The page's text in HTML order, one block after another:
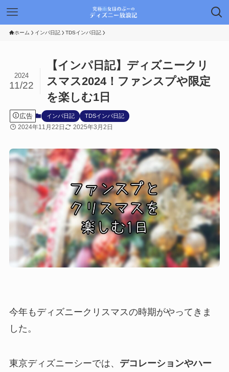
ホーム インパ日記 TDSインパ日記
【インパ日記】ディズニークリ
スマス2024！ファンスプや限定
を楽しむ1日
2024
11/22
広告 インパ日記 TDSインパ日記
2024年11月22日 2025年3月2日
今年もディズニークリスマスの時期がやってきま
した。
東京ディズニーシーでは、 デコレーションやハー